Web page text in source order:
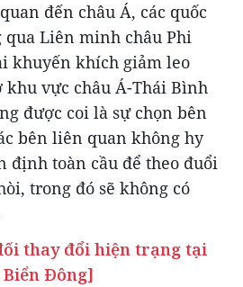
đến châu Á, các quốc
qua Liên minh châu Phi
khuyến khích giảm leo
khu vực châu Á-Thái Bình
được coi là sự chọn bên
bên liên quan không hy
định toàn cầu để theo đuổi
trong đó sẽ không có
thay đổi hiện trạng tại
Đông]